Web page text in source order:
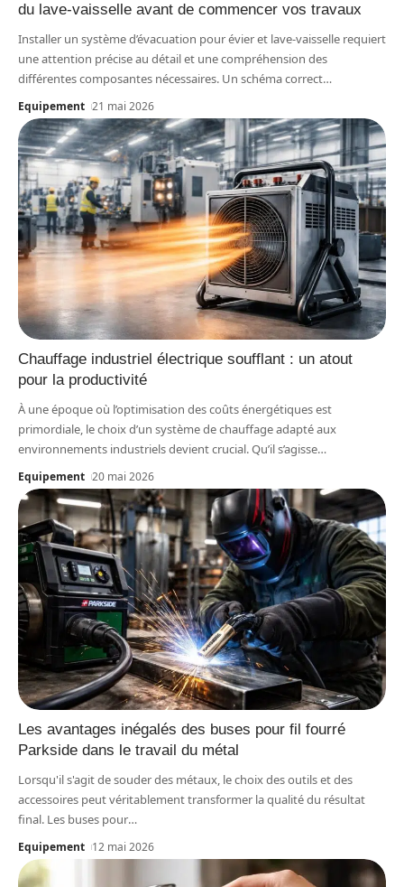
du lave-vaisselle avant de commencer vos travaux
Installer un système d’évacuation pour évier et lave-vaisselle requiert
une attention précise au détail et une compréhension des
différentes composantes nécessaires. Un schéma correct…
Equipement 21 mai 2026
Chauffage industriel électrique soufflant : un atout
pour la productivité
À une époque où l’optimisation des coûts énergétiques est
primordiale, le choix d’un système de chauffage adapté aux
environnements industriels devient crucial. Qu’il s’agisse…
Equipement 20 mai 2026
Les avantages inégalés des buses pour fil fourré
Parkside dans le travail du métal
Lorsqu'il s'agit de souder des métaux, le choix des outils et des
accessoires peut véritablement transformer la qualité du résultat
final. Les buses pour…
Equipement 12 mai 2026